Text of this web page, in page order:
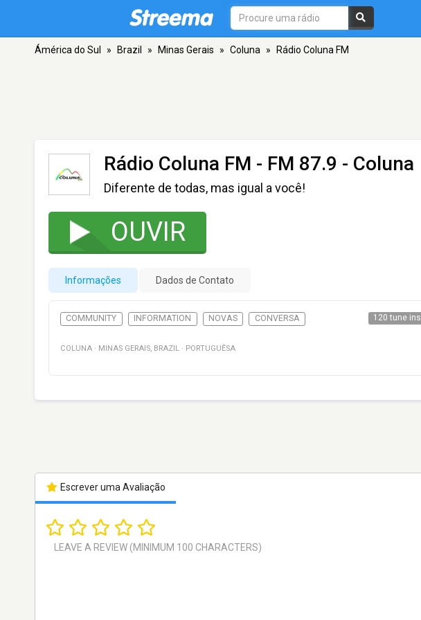
Ámérica do Sul » Brazil » Minas Gerais » Coluna » Rádio Coluna FM
Rádio Coluna FM - FM 87.9 - Coluna
Diferente de todas, mas igual a você!
OUVIR
Informações Dados de Contato
COMMUNITY INFORMATION NOVAS CONVERSA 120 tune ins
COLUNA · MINAS GERAIS, BRAZIL · PORTUGUÊSA
Escrever uma Avaliação